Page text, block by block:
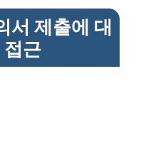
서 제출에 대
접근